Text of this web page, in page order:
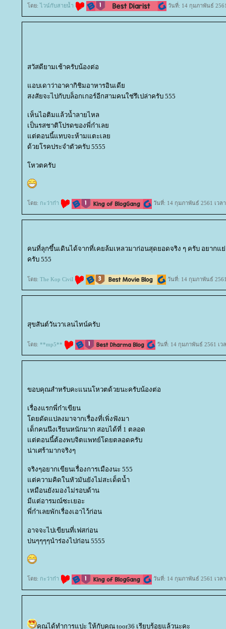
ดย:ไวน์กับสายน้ำ วันที่: 14 กุมภาพันธ์
สวัสดียามเช้าครับน้องต่อ
อบเดาว่าอาคากิชิมอาหารอินเดี
สงสัยจะไปกับบล็อกเกอร์อีกสามคนใช่รึเปล่าครับ 555
เห็นไอติมแล้วน้ำลายไหล
เป็นรสชาติโปรดของพี่ก๋าเล
ต่ตอนนี้แทบจะห้ามแตะเล
ด้วยโรคประจำตัวครับ 5555
หวตครับ
ดย: กะว่าก๋า วันที่: 14 กุมภาพันธ์ 2561 เวล
คนที่ลุกขึ้นเดินได้จากที่เคยล้มเหลวมาก่อนสุดยอดจริง ๆ ครับ อยาก
ครับ 555
ดย: The Kop Civil วันที่: 14 กุมภาพันธ์
สุขสันต์วันวาเลนไทน์ครับ
ดย: **mp5** วันที่: 14 กุมภาพันธ์ 2561 เว
ขอบคุณสำหรับคะแนนโหวตด้วยนะครับน้องต่อ
เรื่องแรกพี่ก๋าเขียน
ดยดัดแปลงมาจากเรื่องที่เพิ่งฟังมา
เด็กคนนึงเรียนหนักมาก สอบได้ที่ 1 ตลอด
ต่ตอนนี้ต้องพบจิตแพทย์โดยตลอดครับ
น่าเศร้ามากจริงๆ
จริงๆอยากเขียนเรื่องการเมืองนะ 555
ต่ความคิดในหัวมันยังไม่สะเด็ดน้ำ
เหมือนยังมองไม่รอบด้าน
มีแต่อารมณ์ซะเยอะ
พี่ก๋าเลยพักเรื่องเอาไว้ก่อน
อาจจะไปเขียนที่เฟสก่อน
บ่นๆๆๆๆนำร่องไปก่อน 5555
ดย: กะว่าก๋า วันที่: 14 กุมภาพันธ์ 2561 เวล
คุณได้ทำการแปะ ให้กับคุณ toor36 เรียบร้อยแล้วนะคะ